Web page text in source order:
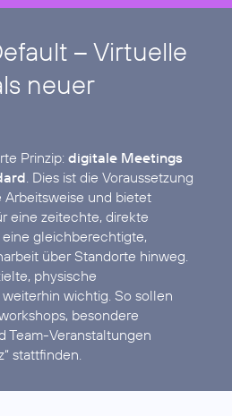
– Virtuelle
neuer
Prinzip: digitale Meetings
. Dies ist die Voraussetzung
Arbeitsweise und bietet
eine zeitechte, direkte
gleichberechtigte,
über Standorte hinweg.
physische
wichtig. So sollen
besondere
Team-Veranstaltungen
stattfinden.